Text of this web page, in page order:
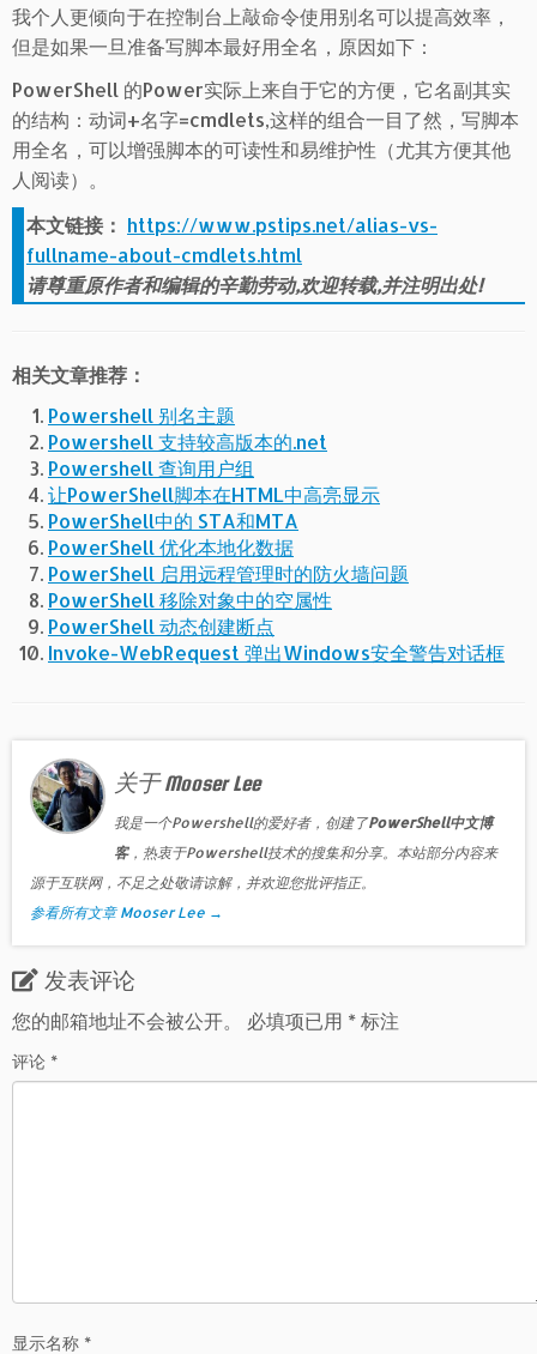
我个人更倾向于在控制台上敲命令使用别名可以提高效率，
但是如果一旦准备写脚本最好用全名，原因如下：
PowerShell 的Power实际上来自于它的方便，它名副其实
的结构：动词+名字=cmdlets,这样的组合一目了然，写脚本
用全名，可以增强脚本的可读性和易维护性（尤其方便其他
人阅读）。
本文链接： https://www.pstips.net/alias-vs-
fullname-about-cmdlets.html
请尊重原作者和编辑的辛勤劳动,欢迎转载,并注明出处!
相关文章推荐：
Powershell 别名主题
Powershell 支持较高版本的.net
Powershell 查询用户组
让PowerShell脚本在HTML中高亮显示
PowerShell中的 STA和MTA
PowerShell 优化本地化数据
PowerShell 启用远程管理时的防火墙问题
PowerShell 移除对象中的空属性
PowerShell 动态创建断点
Invoke-WebRequest 弹出Windows安全警告对话框
关于 Mooser Lee
我是一个Powershell的爱好者，创建了PowerShell中文博
客，热衷于Powershell技术的搜集和分享。本站部分内容来
源于互联网，不足之处敬请谅解，并欢迎您批评指正。
参看所有文章 Mooser Lee →
发表评论
您的邮箱地址不会被公开。
必填项已用 *标注
评论 *
显示名称 *